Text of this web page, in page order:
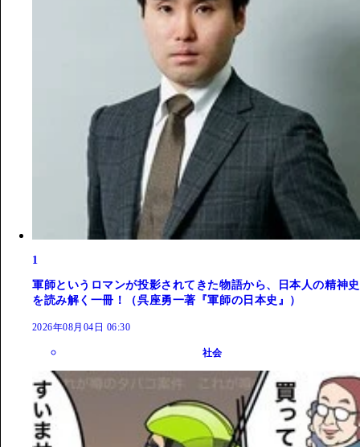
1
軍師というロマンが投影されてきた物語から、日本人の精神史
を読み解く一冊！（呉座勇一著『軍師の日本史』）
2026年08月04日 06:30
社会